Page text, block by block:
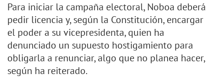
Para iniciar la campaña electoral, Noboa deberá
pedir licencia y, según la Constitución, encargar
el poder a su vicepresidenta, quien ha
denunciado un supuesto hostigamiento para
obligarla a renunciar, algo que no planea hacer,
según ha reiterado.